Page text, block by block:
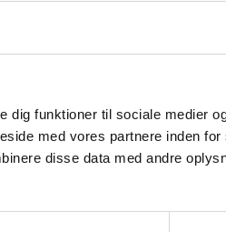
dig funktioner til sociale medier
med vores partnere inden for
disse data med andre